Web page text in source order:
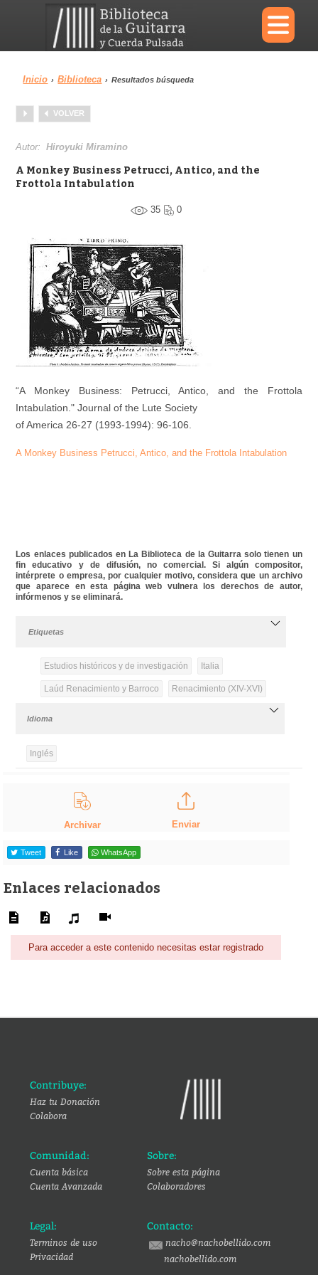
×
Menu
Biblioteca
Inicio › Biblioteca › Resultados búsqueda
VOLVER
Autor:Hiroyuki Miramino
A Monkey Business Petrucci, Antico, and the
Frottola Intabulation
35 0
“A Monkey Business: Petrucci, Antico, and the Frottola
Intabulation." Journal of the Lute Society
of America 26-27 (1993-1994): 96-106.
A Monkey Business Petrucci, Antico, and the Frottola Intabulation
Los enlaces publicados en La Biblioteca de la Guitarra solo tienen un
fin educativo y de difusión, no comercial. Si algún compositor,
intérprete o empresa, por cualquier motivo, considera que un archivo
que aparece en esta página web vulnera los derechos de autor,
infórmenos y se eliminará.
Etiquetas
Estudios históricos y de investigación Italia
Laúd Renacimiento y Barroco Renacimiento (XIV-XVI)
Idioma
Inglés
Archivar Enviar
Tweet Like WhatsApp
Enlaces relacionados
Para acceder a este contenido necesitas estar registrado
Contribuye:
Haz tu Donación
Colabora
Comunidad:
Cuenta básica
Cuenta Avanzada
Sobre:
Sobre esta página
Colaboradores
Legal:
Terminos de uso
Privacidad
Contacto:
nacho@nachobellido.com
nachobellido.com